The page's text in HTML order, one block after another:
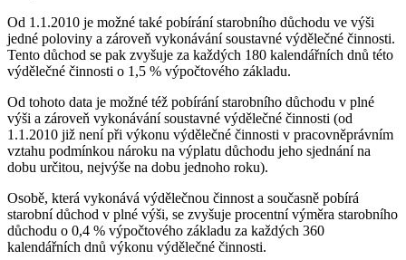
Od 1.1.2010 je možné také pobírání starobního důchodu ve výši
jedné poloviny a zároveň vykonávání soustavné výdělečné činnosti.
Tento důchod se pak zvyšuje za každých 180 kalendářních dnů této
výdělečné činnosti o 1,5 % výpočtového základu.
Od tohoto data je možné též pobírání starobního důchodu v plné
výši a zároveň vykonávání soustavné výdělečné činnosti (od
1.1.2010 již není při výkonu výdělečné činnosti v pracovněprávním
vztahu podmínkou nároku na výplatu důchodu jeho sjednání na
dobu určitou, nejvýše na dobu jednoho roku).
Osobě, která vykonává výdělečnou činnost a současně pobírá
starobní důchod v plné výši, se zvyšuje procentní výměra starobního
důchodu o 0,4 % výpočtového základu za každých 360
kalendářních dnů výkonu výdělečné činnosti.